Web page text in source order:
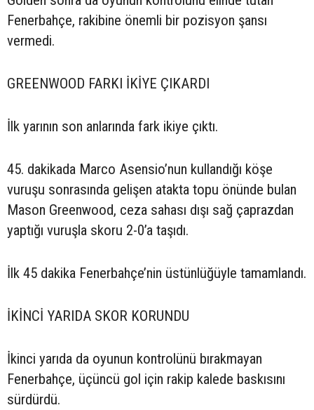
Fenerbahçe, rakibine önemli bir pozisyon şansı
vermedi.
GREENWOOD FARKI İKİYE ÇIKARDI
İlk yarının son anlarında fark ikiye çıktı.
45. dakikada Marco Asensio’nun kullandığı köşe
vuruşu sonrasında gelişen atakta topu önünde bulan
Mason Greenwood, ceza sahası dışı sağ çaprazdan
yaptığı vuruşla skoru 2-0’a taşıdı.
İlk 45 dakika Fenerbahçe’nin üstünlüğüyle tamamlandı.
İKİNCİ YARIDA SKOR KORUNDU
İkinci yarıda da oyunun kontrolünü bırakmayan
Fenerbahçe, üçüncü gol için rakip kalede baskısını
sürdürdü.